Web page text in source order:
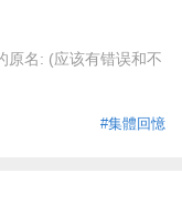
原名: (应该有错误和不
#集體回憶